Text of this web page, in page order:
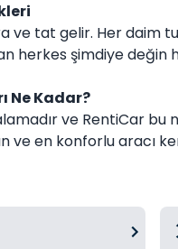
ve tat gelir. Her daim
şimdiye değin
Ne Kadar?
ve RentiCar
en konforlu aracı